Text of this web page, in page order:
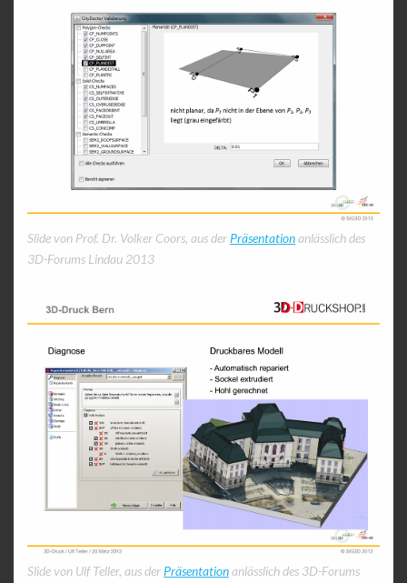
Slide von Prof. Dr. Volker Coors, aus der Präsentationanlässlich des
3D-Forums Lindau 2013
Slide von Ulf Teller, aus derPräsentationanlässlich des 3D-Forums